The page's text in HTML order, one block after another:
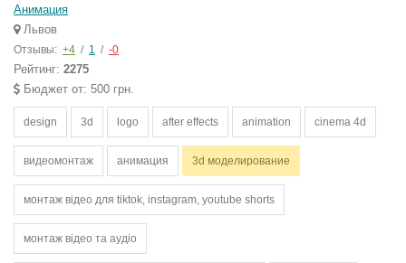
Анимация
Львов
Отзывы: +4 / 1 / -0
Рейтинг: 2275
Бюджет от: 500 грн.
design 3d logo after effects animation cinema 4d
видеомонтаж анимация 3d моделирование
монтаж відео для tiktok, instagram, youtube shorts
монтаж відео та аудіо